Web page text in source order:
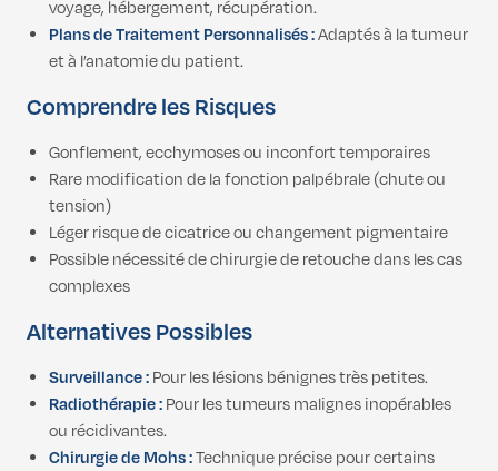
voyage, hébergement, récupération.
Plans de Traitement Personnalisés :Adaptés à la tumeur
et à l’anatomie du patient.
Comprendre les Risques
Gonflement, ecchymoses ou inconfort temporaires
Rare modification de la fonction palpébrale (chute ou
tension)
Léger risque de cicatrice ou changement pigmentaire
Possible nécessité de chirurgie de retouche dans les cas
complexes
Alternatives Possibles
Surveillance :Pour les lésions bénignes très petites.
Radiothérapie :Pour les tumeurs malignes inopérables
ou récidivantes.
Chirurgie de Mohs :Technique précise pour certains